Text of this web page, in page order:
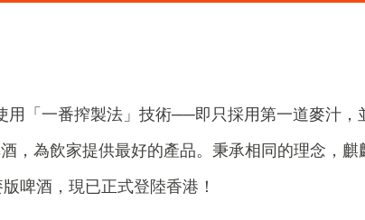
用「一番搾製法」技術──即只採用第一道麥汁，
，為飲家提供最好的產品。秉承相同的理念，麒
啤酒，現已正式登陸香港！